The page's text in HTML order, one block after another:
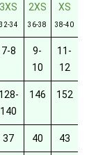
3XS
32-34
2XS
36-38
XS
38-40
7-8
9-
10
11-
12
128-
140
146 152
37 40 43